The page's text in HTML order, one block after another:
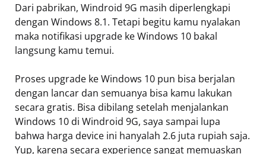
Dari pabrikan, Windroid 9G masih diperlengkapi
dengan Windows 8.1. Tetapi begitu kamu nyalakan
maka notifikasi upgrade ke Windows 10 bakal
langsung kamu temui.
Proses upgrade ke Windows 10 pun bisa berjalan
dengan lancar dan semuanya bisa kamu lakukan
secara gratis. Bisa dibilang setelah menjalankan
Windows 10 di Windroid 9G, saya sampai lupa
bahwa harga device ini hanyalah 2.6 juta rupiah saja.
Yup, karena secara experience sangat memuaskan